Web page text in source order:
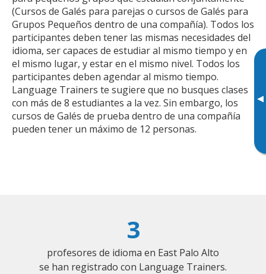
▸
(Cursos de Galés para parejas o cursos de Galés para
Grupos Pequeños dentro de una compañía). Todos los
participantes deben tener las mismas necesidades del
idioma, ser capaces de estudiar al mismo tiempo y en
el mismo lugar, y estar en el mismo nivel. Todos los
participantes deben agendar al mismo tiempo.
Language Trainers te sugiere que no busques clases
con más de 8 estudiantes a la vez. Sin embargo, los
cursos de Galés de prueba dentro de una compañía
pueden tener un máximo de 12 personas.
3
profesores de idioma en East Palo Alto
se han registrado con Language Trainers.